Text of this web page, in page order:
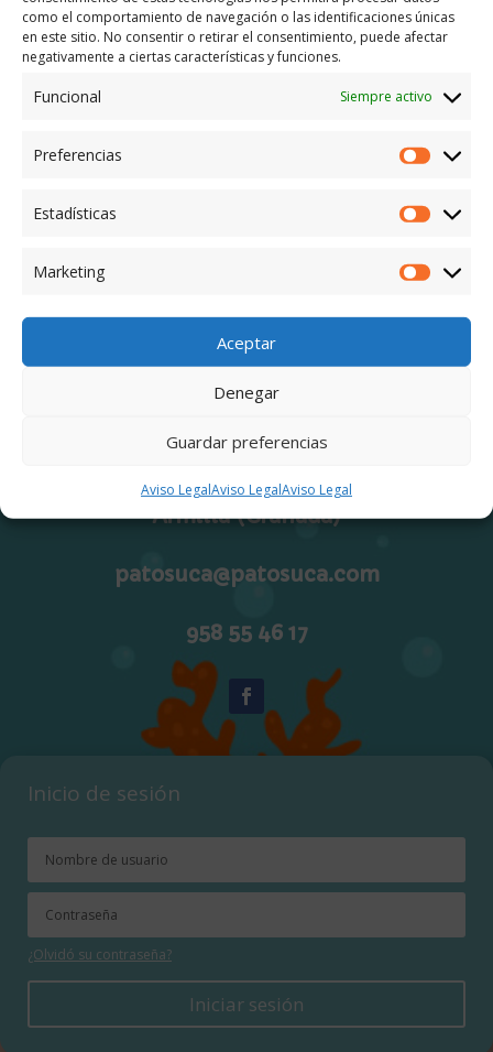
como el comportamiento de navegación o las identificaciones únicas
en este sitio. No consentir o retirar el consentimiento, puede afectar
negativamente a ciertas características y funciones.
Funcional Siempre activo
Preferencias
Estadísticas
Marketing
Aceptar
Denegar
Guardar preferencias
Aviso LegalAviso LegalAviso Legal
Avenida Fernando de los Ríos nº 32 Cp: 18100
Armilla (Granada)
patosuca@patosuca.com
958 55 46 17
Inicio de sesión
¿Olvidó su contraseña?
Iniciar sesión